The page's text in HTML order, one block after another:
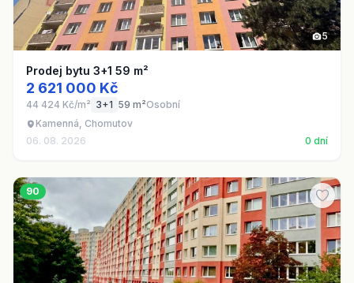
5
Prodej bytu 3+1 59 m²
2 621 000 Kč
44 424 Kč/m² 3+1 59 m²Osobní
Kamenná, Chomutov
06. 08. 2026
0 dní
90